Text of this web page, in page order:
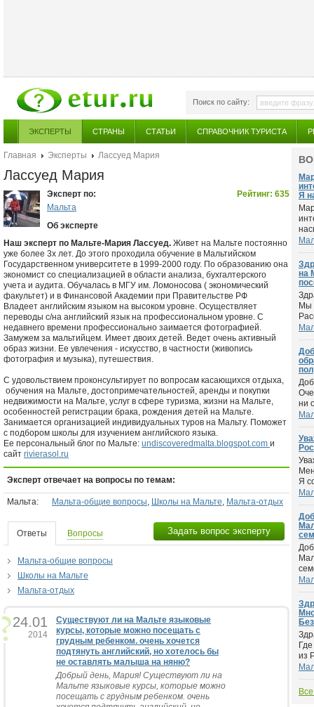
Поиск по сайту:
ЭКСПЕРТЫ СТРАНЫ СТАТЬИ СПРАВОЧНИК ТУРИСТА
Главная Эксперты Лассуед Мария
Лассуед Мария
Рейтинг: 635
Эксперт по:
Мальта
Об эксперте
Наш эксперт по Мальте-Мария Лассуед. Живет на Мальте постоянно
уже более 3х лет. До этого проходила обучение в Мальтийском
Государственном университете в 1999-2000 году. По образованию она
экономист со специализацией в области анализа, бухгалтерского
учета и аудита. Обучалась в МГУ им. Ломоносова ( экономический
факультет) и в Финансовой Академии при Правительстве РФ
Владеет английским языком на высоком уровне. Осуществляет
переводы с/на английский язык на профессиональном уровне. С
недавнего времени профессионально заимается фотографией.
Замужем за мальтийцем. Имеет двоих детей. Ведет очень активный
образ жизни. Ее увлечения - искусство, в частности (живопись
фотография и музыка), путешествия.
С удовольствием проконсультирует по вопросам касающихся отдыха,
обучения на Мальте, достопримечательностей, аренды и покупки
недвижимости на Мальте, услуг в сфере туризма, жизни на Мальте,
особенностей регистрации брака, рождения детей на Мальте.
Занимается организацией индивидуальных туров на Мальту. Поможет
с подбором школы для изучением английского языка.
Ее персональный блог по Мальте: undiscoveredmalta.blogspot.com и
сайт rivierasol.ru
Эксперт отвечает на вопросы по темам:
Мальта: Мальта-общие вопросы, Школы на Мальте, Мальта-отдых
Ответы Вопросы Задать вопрос эксперту
Мальта-общие вопросы
Школы на Мальте
Мальта-отдых
24.01
2014
Существуют ли на Мальте языковые
курсы, которые можно посещать с
грудным ребенком. очень хочется
подтянуть английский, но хотелось бы
не оставлять малыша на няню?
Добрый день, Мария! Существуют ли на
Мальте языковые курсы, которые можно
посещать с грудным ребенком. очень
Я
на
Мы
ни
Я
из